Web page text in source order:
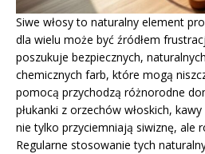
Siwe włosy to naturalny element
dla wielu może być źródłem
poszukuje bezpiecznych,
chemicznych farb, które mogą
pomocą przychodzą różnorodne
płukanki z orzechów włoskich,
nie tylko przyciemniają siwiznę, ale
Regularne stosowanie tych